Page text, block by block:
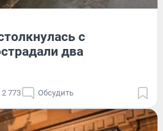
с
два
2 773 Обсудить